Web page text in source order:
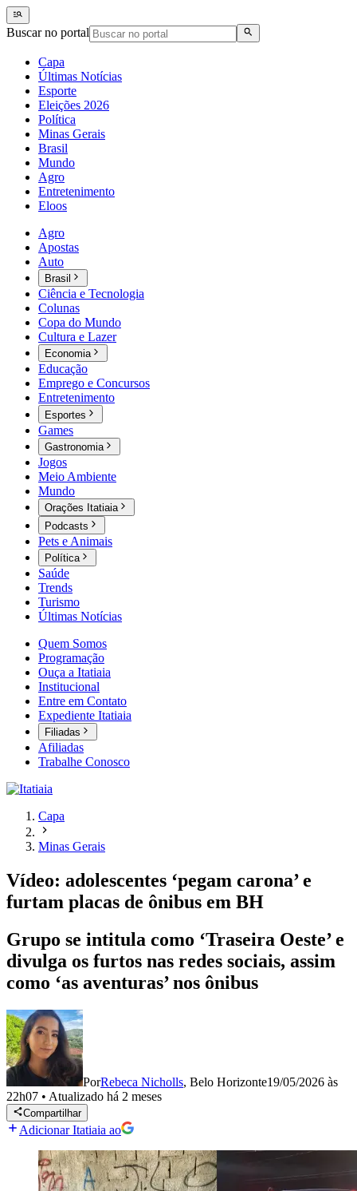
Buscar no portal
Capa
Últimas Notícias
Esporte
Eleições 2026
Política
Minas Gerais
Brasil
Mundo
Agro
Entretenimento
Eloos
Agro
Apostas
Auto
Brasil
Ciência e Tecnologia
Colunas
Copa do Mundo
Cultura e Lazer
Economia
Educação
Emprego e Concursos
Entretenimento
Esportes
Games
Gastronomia
Jogos
Meio Ambiente
Mundo
Orações Itatiaia
Podcasts
Pets e Animais
Política
Saúde
Trends
Turismo
Últimas Notícias
Quem Somos
Programação
Ouça a Itatiaia
Institucional
Entre em Contato
Expediente Itatiaia
Filiadas
Afiliadas
Trabalhe Conosco
Capa
Minas Gerais
Vídeo: adolescentes ‘pegam carona’ e
furtam placas de ônibus em BH
Grupo se intitula como ‘Traseira Oeste’ e
divulga os furtos nas redes sociais, assim
como ‘as aventuras’ nos ônibus
PorRebeca Nicholls, Belo Horizonte19/05/2026 às
22h07 • Atualizado há 2 meses
Compartilhar
Adicionar Itatiaia ao